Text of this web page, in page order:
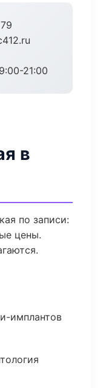
21:00
в
по записи:
цены.
имплантов